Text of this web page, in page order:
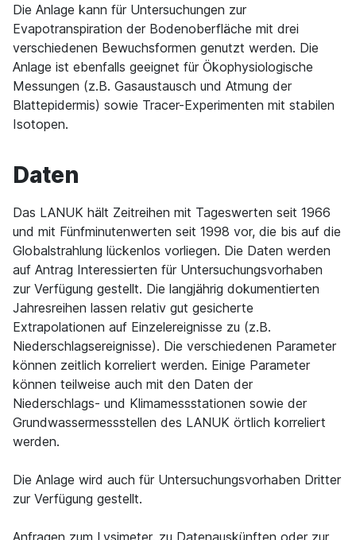
Die Anlage kann für Untersuchungen zur
Evapotranspiration der Bodenoberfläche mit drei
verschiedenen Bewuchsformen genutzt werden. Die
Anlage ist ebenfalls geeignet für Ökophysiologische
Messungen (z.B. Gasaustausch und Atmung der
Blattepidermis) sowie Tracer-Experimenten mit stabilen
Isotopen.
Daten
Das LANUK hält Zeitreihen mit Tageswerten seit 1966
und mit Fünfminutenwerten seit 1998 vor, die bis auf die
Globalstrahlung lückenlos vorliegen. Die Daten werden
auf Antrag Interessierten für Untersuchungsvorhaben
zur Verfügung gestellt. Die langjährig dokumentierten
Jahresreihen lassen relativ gut gesicherte
Extrapolationen auf Einzelereignisse zu (z.B.
Niederschlagsereignisse). Die verschiedenen Parameter
können zeitlich korreliert werden. Einige Parameter
können teilweise auch mit den Daten der
Niederschlags- und Klimamessstationen sowie der
Grundwassermessstellen des LANUK örtlich korreliert
werden.
Die Anlage wird auch für Untersuchungsvorhaben Dritter
zur Verfügung gestellt.
Anfragen zum Lysimeter, zu Datenauskünften oder zur